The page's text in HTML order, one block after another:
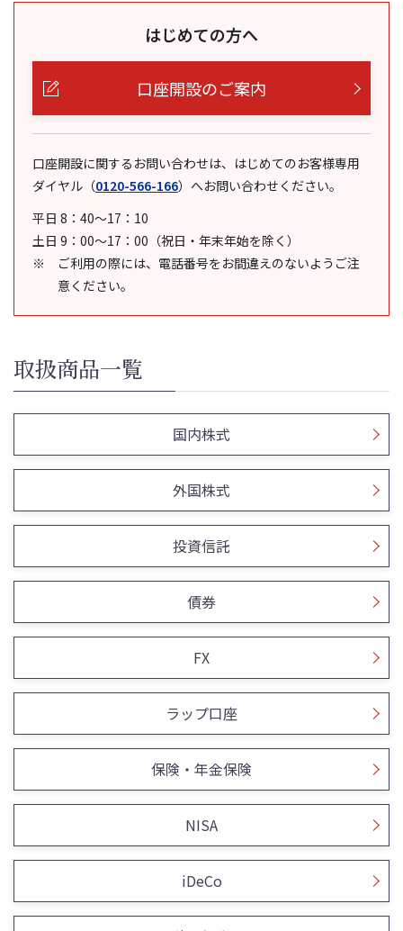
はじめての方へ
口座開設のご案内
口座開設に関するお問い合わせは、はじめてのお客様専用
ダイヤル （0120-566-166） へお問い合わせください。
平日 8：40～17：10
土日 9：00～17：00（祝日・年末年始を除く）
ご利用の際には、電話番号をお間違えのないようご注
意ください。
取扱商品一覧
国内株式
外国株式
投資信託
債券
FX
ラップ口座
保険・年金保険
NISA
iDeCo